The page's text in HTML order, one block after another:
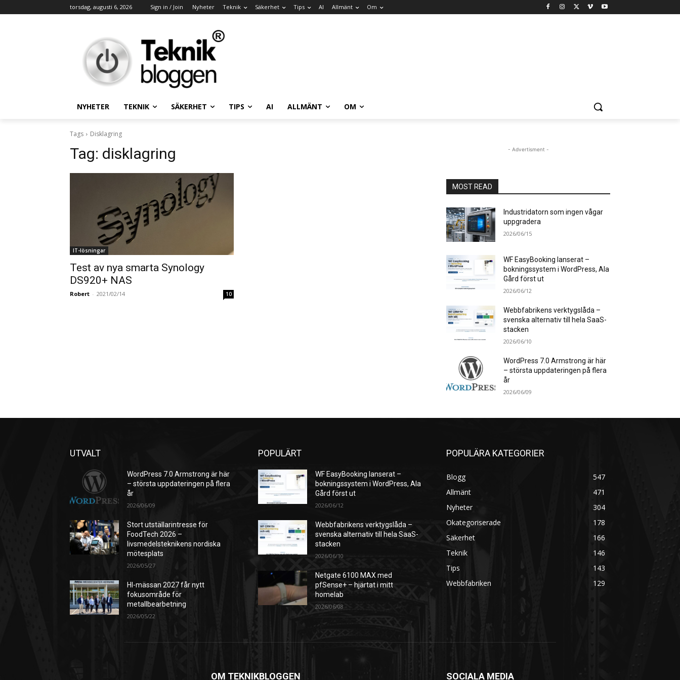
torsdag, augusti 6, 2026 Sign in / Join Nyheter Teknik Säkerhet Tips AI Allmänt Om
NYHETER TEKNIK SÄKERHET TIPS AI ALLMÄNT OM
Tags Disklagring
Tag: disklagring
IT-lösningar
Test av nya smarta Synology
DS920+ NAS
Robert - 2021/02/14 10
- Advertisment -
MOST READ
Industridatorn som ingen vågar
uppgradera
2026/06/15
WF EasyBooking lanserat –
bokningssystem i WordPress, Ala
Gård först ut
2026/06/12
Webbfabrikens verktygslåda –
svenska alternativ till hela SaaS-
stacken
2026/06/10
WordPress 7.0 Armstrong är här
– största uppdateringen på flera
år
2026/06/09
UTVALT
WordPress 7.0 Armstrong är här
– största uppdateringen på flera
år
2026/06/09
Stort utställarintresse för
FoodTech 2026 –
livsmedelsteknikens nordiska
mötesplats
2026/05/27
HI-mässan 2027 får nytt
fokusområde för
metallbearbetning
2026/05/22
POPULÄRT
WF EasyBooking lanserat –
bokningssystem i WordPress, Ala
Gård först ut
2026/06/12
Webbfabrikens verktygslåda –
svenska alternativ till hela SaaS-
stacken
2026/06/10
Netgate 6100 MAX med
pfSense+ – hjärtat i mitt
homelab
2026/06/08
POPULÄRA KATEGORIER
Blogg
547
Allmänt
471
Nyheter
304
Okategoriserade
178
Säkerhet
166
Teknik
146
Tips
143
Webbfabriken
129
OM TEKNIKBLOGGEN SOCIALA MEDIA